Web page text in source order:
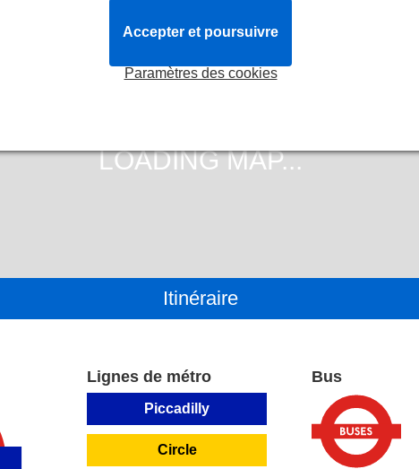
Itinéraire
Lignes de métro
Piccadilly
Circle
Bus
Paramètres des cookies
Accepter et poursuivre